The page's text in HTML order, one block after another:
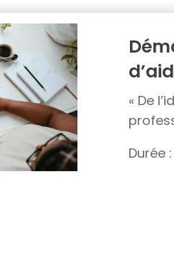
« De
Durée